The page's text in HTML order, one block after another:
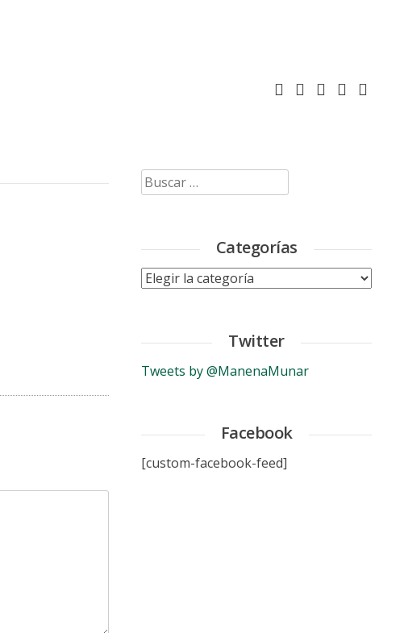
Buscar:
Categorías
Categorías
Twitter
Tweets by @ManenaMunar
Facebook
[custom-facebook-feed]